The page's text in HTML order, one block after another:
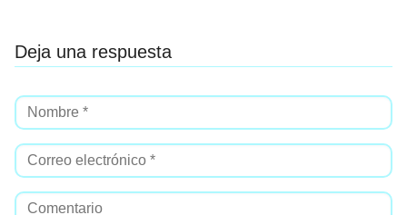
Deja una respuesta